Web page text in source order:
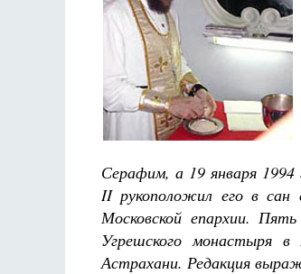
Серафим, а 19 января
II рукоположил его в сан
Московской епархии.
Угрешского монастыря
Астрахани. Редакция
Разлуки не будет